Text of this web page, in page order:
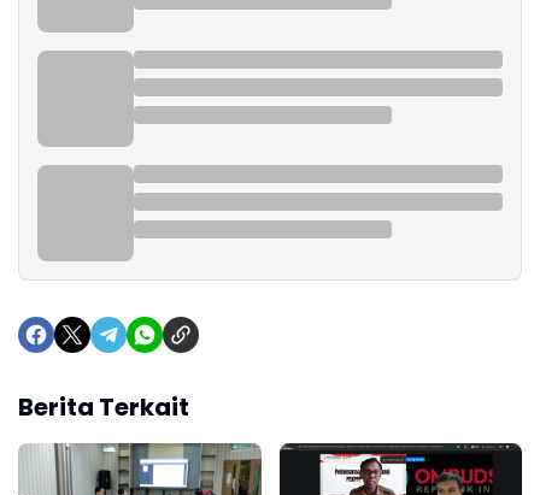
Berita Terkait